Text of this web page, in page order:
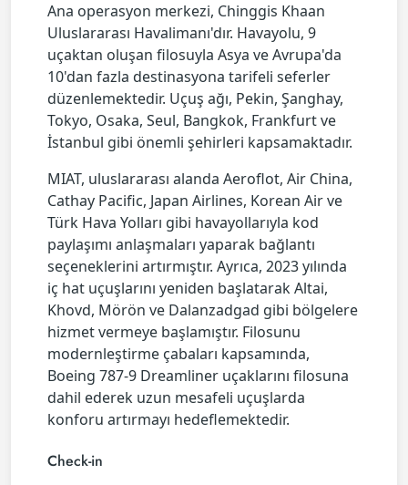
Ana operasyon merkezi, Chinggis Khaan
Uluslararası Havalimanı'dır. Havayolu, 9
uçaktan oluşan filosuyla Asya ve Avrupa'da
10'dan fazla destinasyona tarifeli seferler
düzenlemektedir. Uçuş ağı, Pekin, Şanghay,
Tokyo, Osaka, Seul, Bangkok, Frankfurt ve
İstanbul gibi önemli şehirleri kapsamaktadır.
MIAT, uluslararası alanda Aeroflot, Air China,
Cathay Pacific, Japan Airlines, Korean Air ve
Türk Hava Yolları gibi havayollarıyla kod
paylaşımı anlaşmaları yaparak bağlantı
seçeneklerini artırmıştır. Ayrıca, 2023 yılında
iç hat uçuşlarını yeniden başlatarak Altai,
Khovd, Mörön ve Dalanzadgad gibi bölgelere
hizmet vermeye başlamıştır. Filosunu
modernleştirme çabaları kapsamında,
Boeing 787-9 Dreamliner uçaklarını filosuna
dahil ederek uzun mesafeli uçuşlarda
konforu artırmayı hedeflemektedir.
Check-in